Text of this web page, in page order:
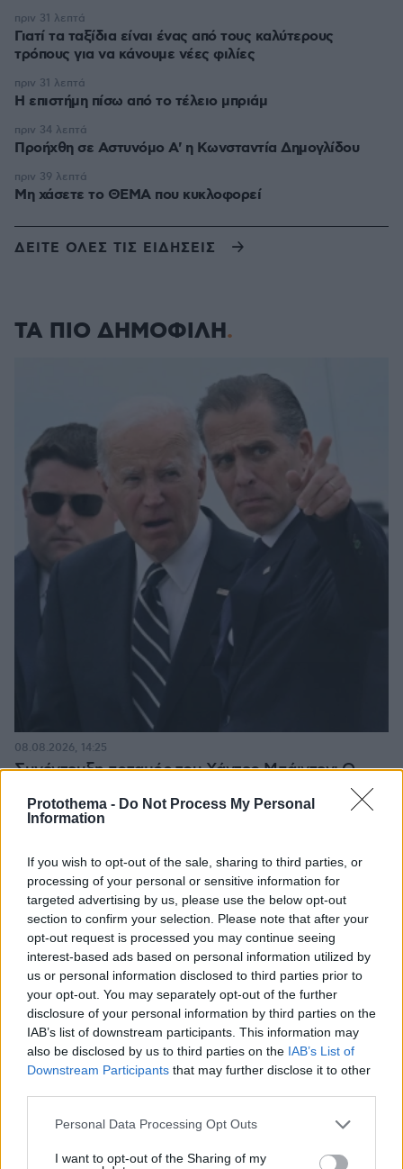
Protothema - Do Not Process My Personal
Information
If you wish to opt-out of the sale, sharing to third parties, or
processing of your personal or sensitive information for
targeted advertising by us, please use the below opt-out
section to confirm your selection. Please note that after your
opt-out request is processed you may continue seeing
interest-based ads based on personal information utilized by
us or personal information disclosed to third parties prior to
your opt-out. You may separately opt-out of the further
disclosure of your personal information by third parties on the
IAB’s list of downstream participants. This information may
also be disclosed by us to third parties on the IAB’s List of
Downstream Participants that may further disclose it to other
Please note that this website/app uses one or more Google
not limited to your visit or usage behaviour. You may click to
Personal Data Processing Opt Outs
I want to opt-out of the Sharing of my
Γιατί τα ταξίδια είναι ένας από τους καλύτερους
τρόπους για να κάνουμε νέες φιλίες
πριν 31 λεπτά
Η επιστήμη πίσω από το τέλειο μπριάμ
πριν 31 λεπτά
Προήχθη σε Αστυνόμο Α' η Κωνσταντία Δημογλίδου
πριν 34 λεπτά
Μη χάσετε το ΘΕΜΑ που κυκλοφορεί
πριν 39 λεπτά
ΔΕΙΤΕ ΟΛΕΣ ΤΙΣ ΕΙΔΗΣΕΙΣ
ΤΑ ΠΙΟ ΔΗΜΟΦΙΛΗ
Συνέντευξη ποταμός του Χάντερ Μπάιντεν: Ο
πατέρας μου έχει μεταστάσεις στα οστά - Έπινα 4
λίτρα βότκα τη μέρα, κάπνιζα κρακ κάθε 15 λεπτά
08.08.2026, 14:25